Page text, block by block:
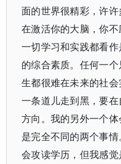
面的世界很精彩，许
在激活你的大脑，你
一切学习和实践都看
的综合素质。任何一
生都很难在未来的社
一条道儿走到黑，要
方向。我的另外一个
是完全不同的两个事
会攻读学历，但我感